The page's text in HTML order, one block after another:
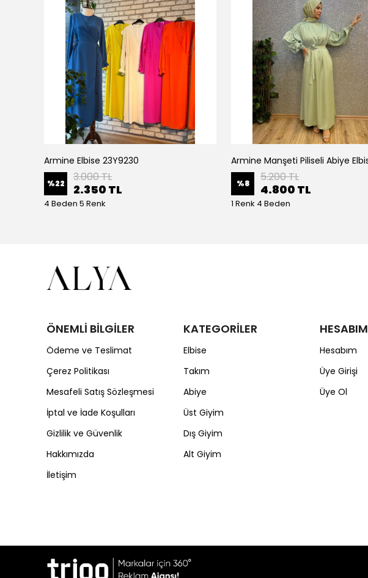
Armine Elbise 23Y9230
%22 3.000 TL
2.350 TL
4 Beden 5 Renk
%8 5.200 TL
4.800 TL
1 Renk 4 Beden
ÖNEMLİ BİLGİLER
Ödeme ve Teslimat
Çerez Politikası
Mesafeli Satış Sözleşmesi
İptal ve İade Koşulları
Gizlilik ve Güvenlik
Hakkımızda
İletişim
KATEGORİLER
Elbise
Takım
Abiye
Üst Giyim
Dış Giyim
Alt Giyim
HESABIM
Hesabım
Üye Girişi
Üye Ol